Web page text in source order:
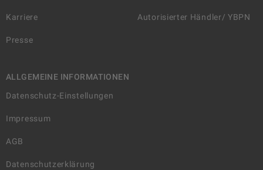
Karriere
Presse
Autorisierter Händler/ YBPN
ALLGEMEINE INFORMATIONEN
Datenschutz-Einstellungen
Impressum
AGB
Datenschutzerklärung